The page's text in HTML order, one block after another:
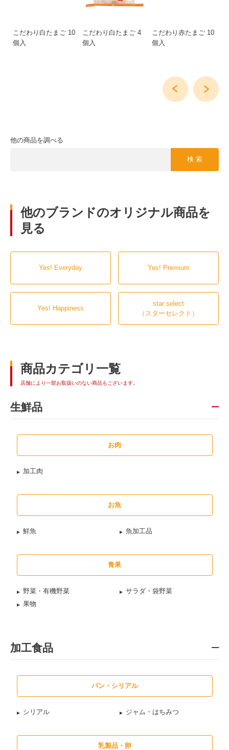
こだわり白たまご 10
個入
こだわり白たまご 4
個入
こだわり赤たまご 10
個入
他の商品を調べる
検 索
他のブランドのオリジナル商品を
見る
Yes! Everyday Yes! Premium
Yes! Happiness
star select
（スターセレクト）
商品カテゴリ一覧
店舗により一部お取扱いのない商品もございます。
生鮮品
お肉
加工肉
お魚
鮮魚 魚加工品
青果
野菜・有機野菜
サラダ・袋野菜
果物
加工食品
パン・シリアル
シリアル ジャム・はちみつ
乳製品・卵